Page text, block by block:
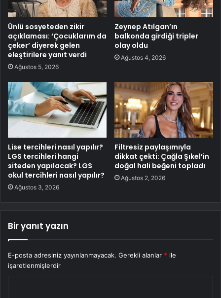
Ünlü sosyeteden zikir
açıklaması: ‘Çocuklarım da
çeker’ diyerek gelen
eleştirilere yanıt verdi
Ağustos 5, 2026
Zeynep Atılgan’ın
balkonda girdiği tripler
olay oldu
Ağustos 4, 2026
Lise tercihleri nasıl yapılır?
LGS tercihleri hangi
siteden yapılacak? LGS
okul tercihleri nasıl yapılır?
Ağustos 3, 2026
Filtresiz paylaşımıyla
dikkat çekti: Çağla Şıkel’in
doğal hali beğeni topladı
Ağustos 2, 2026
Bir yanıt yazın
E-posta adresiniz yayınlanmayacak. Gerekli alanlar * ile
işaretlenmişlerdir